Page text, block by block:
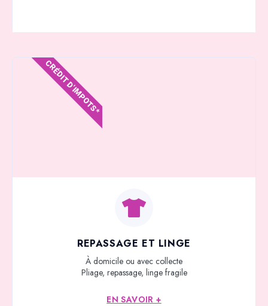
REPASSAGE ET LINGE
À domicile ou avec collecte
Pliage, repassage, linge fragile
EN SAVOIR +
CRÉDIT D'IMPOTS*